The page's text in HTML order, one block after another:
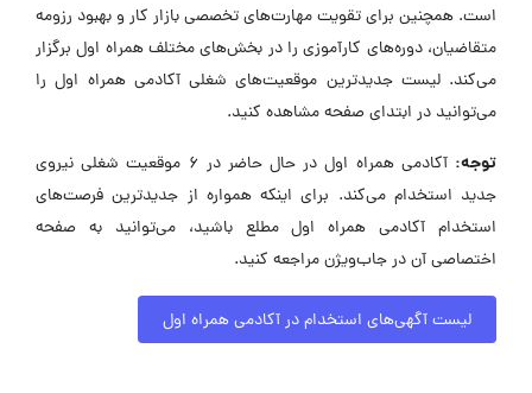
است. همچنین برای تقویت مهارت‌های تخصصی بازار کار و بهبود رزومه
متقاضیان، دوره‌های کارآموزی را در بخش‌های مختلف همراه اول برگزار
می‌کند. لیست جدیدترین موقعیت‌های شغلی آکادمی همراه اول را
می‌توانید در ابتدای صفحه مشاهده کنید.
توجه:
آکادمی همراه اول در حال حاضر در ۶ موقعیت شغلی نیروی
جدید استخدام می‌کند. برای اینکه همواره از جدیدترین فرصت‌های
استخدام آکادمی همراه اول مطلع باشید، می‌توانید به صفحه
اختصاصی آن در جاب‌ویژن مراجعه کنید.
لیست آگهی‌های استخدام در آکادمی همراه اول